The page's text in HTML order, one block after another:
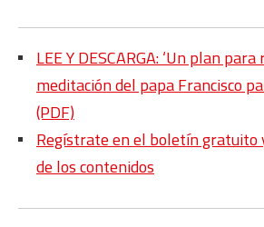
LEE Y DESCARGA: ‘Un plan para
meditación del papa Francisco
(PDF)
Regístrate en el boletín gratuito
de los contenidos